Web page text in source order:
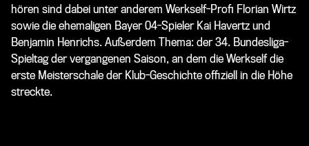
hören sind dabei unter anderem Werkself-Profi Florian Wirtz
sowie die ehemaligen Bayer 04-Spieler Kai Havertz und
Benjamin Henrichs. Außerdem Thema: der 34. Bundesliga-
Spieltag der vergangenen Saison, an dem die Werkself die
erste Meisterschale der Klub-Geschichte offiziell in die Höhe
streckte.